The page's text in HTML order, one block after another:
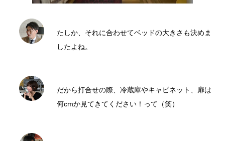
たしか、それに合わせてベッドの大きさも決めま
したよね。
だから打合せの際、冷蔵庫やキャビネット、扉は
何cmか見てきてください！って（笑）